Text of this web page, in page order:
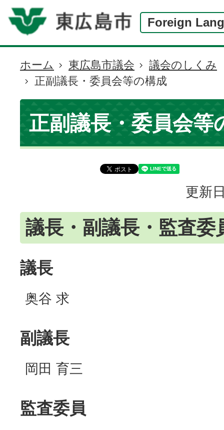
Foreign
現
在
の
位
置
ホーム 東広島市議会
議会のしくみ
正副議長・委員会等の構成
正副議長・委員会等
更新
議長・副議長・監査委
議長
奥谷 求
副議長
岡田 育三
監査委員